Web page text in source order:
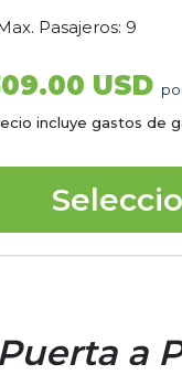
Pasajeros: 9
USD
incluye gastos de
a